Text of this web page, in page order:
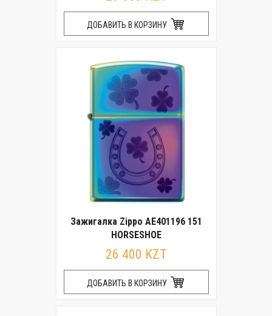
ДОБАВИТЬ В КОРЗИНУ
Зажигалка Zippo AE401196 151
HORSESHOE
26 400 KZT
ДОБАВИТЬ В КОРЗИНУ